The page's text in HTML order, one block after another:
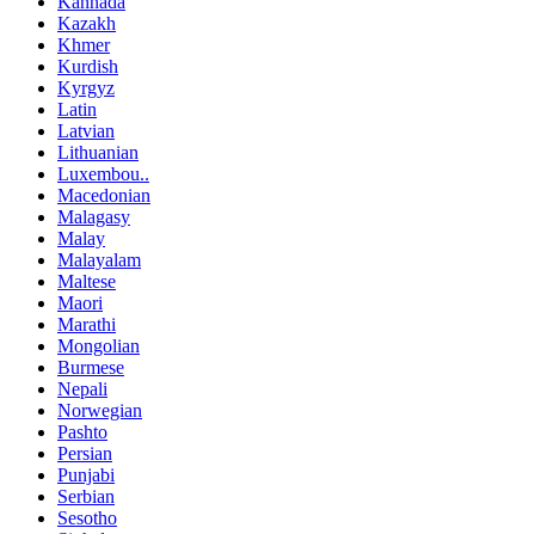
Kazakh
Khmer
Kurdish
Kyrgyz
Latin
Latvian
Lithuanian
Luxembou..
Macedonian
Malagasy
Malay
Malayalam
Maltese
Maori
Marathi
Mongolian
Burmese
Nepali
Norwegian
Pashto
Persian
Punjabi
Serbian
Sesotho